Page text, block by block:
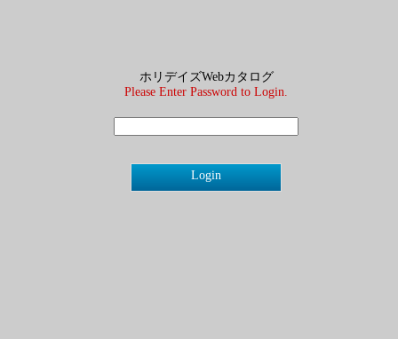
ホリデイズWebカタログ
Please Enter Password to Login.
Login